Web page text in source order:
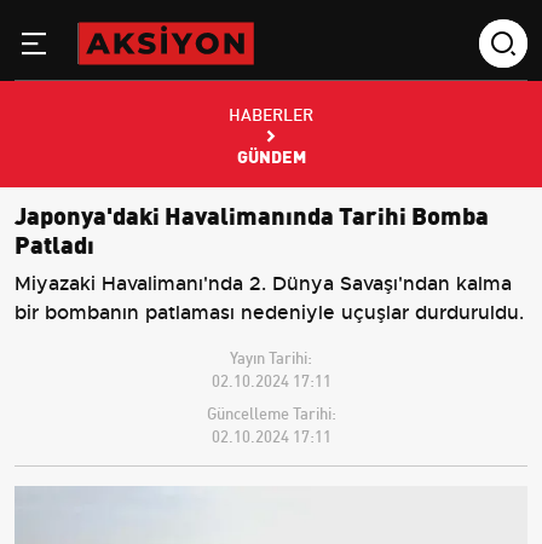
HABERLER
GÜNDEM
Japonya'daki Havalimanında Tarihi Bomba
Patladı
Miyazaki Havalimanı'nda 2. Dünya Savaşı'ndan kalma
bir bombanın patlaması nedeniyle uçuşlar durduruldu.
Yayın Tarihi:
02.10.2024 17:11
Güncelleme Tarihi:
02.10.2024 17:11